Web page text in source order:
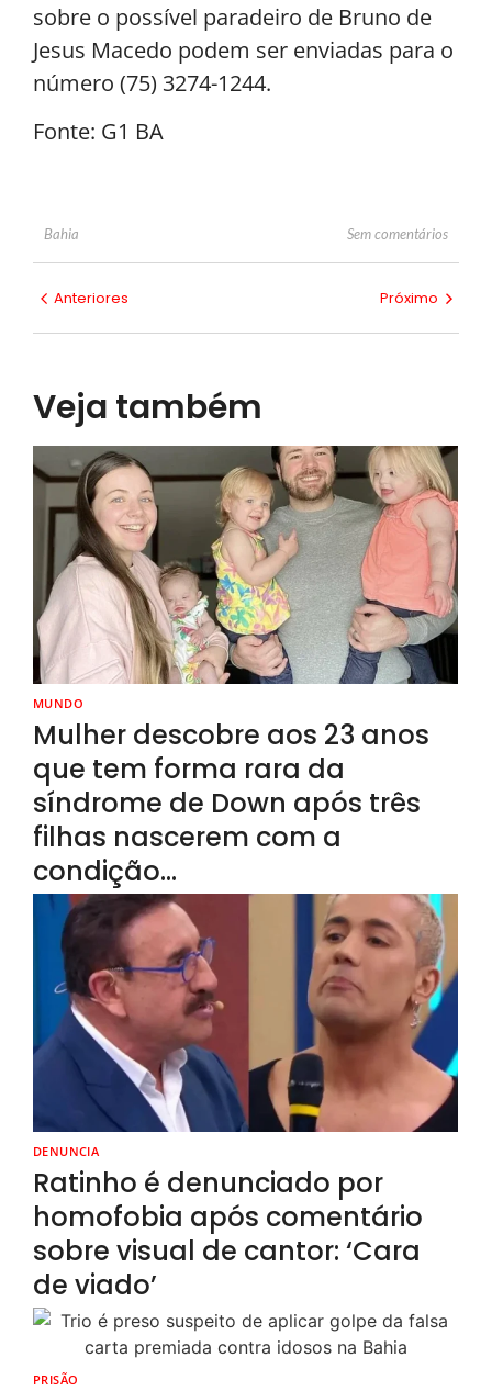
sobre o possível paradeiro de Bruno de
Jesus Macedo podem ser enviadas para o
número (75) 3274-1244.
Fonte: G1 BA
Bahia Sem comentários
Anteriores Próximo
Veja também
MUNDO
Mulher descobre aos 23 anos
que tem forma rara da
síndrome de Down após três
filhas nascerem com a
condição…
DENUNCIA
Ratinho é denunciado por
homofobia após comentário
sobre visual de cantor: ‘Cara
de viado’
PRISÃO